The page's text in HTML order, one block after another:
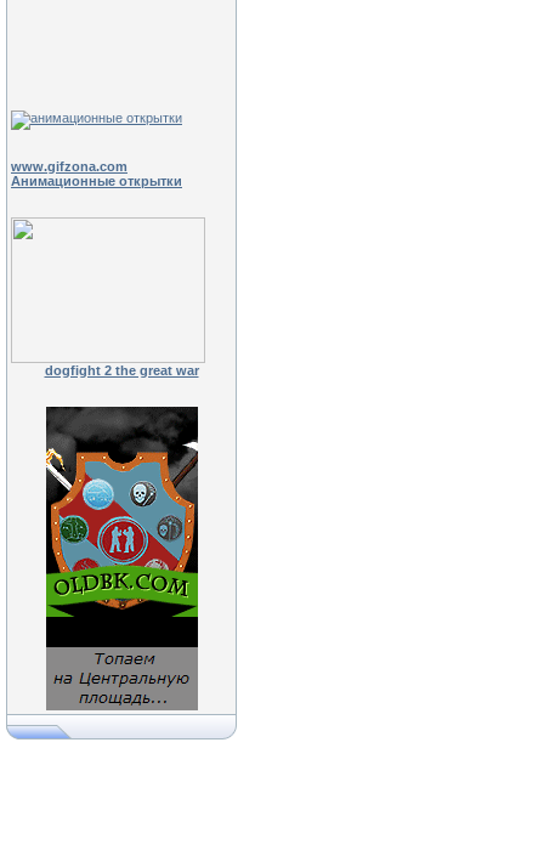
www.gifzona.com
Анимационные открытки
dogfight 2 the great war